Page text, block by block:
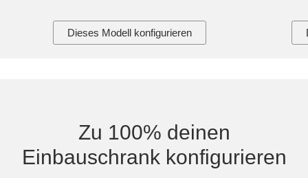
Dieses Modell konfigurieren
Zu 100% deinen
Einbauschrank konfigurieren